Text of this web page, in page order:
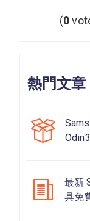
(0
熱門文章
最新
具免